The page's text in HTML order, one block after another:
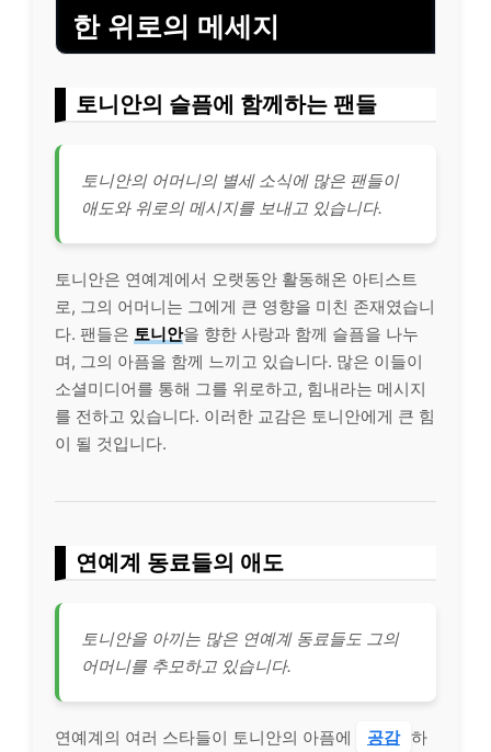
한 위로의 메세지
토니안의 슬픔에 함께하는 팬들
토니안의 어머니의 별세 소식에 많은 팬들이
애도와 위로의 메시지를 보내고 있습니다.
토니안은 연예계에서 오랫동안 활동해온 아티스트
로, 그의 어머니는 그에게 큰 영향을 미친 존재였습니
다. 팬들은 토니안을 향한 사랑과 함께 슬픔을 나누
며, 그의 아픔을 함께 느끼고 있습니다. 많은 이들이
소셜미디어를 통해 그를 위로하고, 힘내라는 메시지
를 전하고 있습니다. 이러한 교감은 토니안에게 큰 힘
이 될 것입니다.
연예계 동료들의 애도
토니안을 아끼는 많은 연예계 동료들도 그의
어머니를 추모하고 있습니다.
연예계의 여러 스타들이 토니안의 아픔에 공감 하